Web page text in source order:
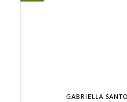
GABRIELLA